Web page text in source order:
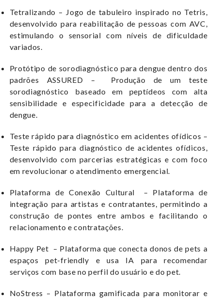
Tetralizando – Jogo de tabuleiro inspirado no Tetris,
desenvolvido para reabilitação de pessoas com AVC,
estimulando o sensorial com níveis de dificuldade
variados.
Protótipo de sorodiagnóstico para dengue dentro dos
padrões ASSURED – Produção de um teste
sorodiagnóstico baseado em peptídeos com alta
sensibilidade e especificidade para a detecção de
dengue.
Teste rápido para diagnóstico em acidentes ofídicos –
Teste rápido para diagnóstico de acidentes ofídicos,
desenvolvido com parcerias estratégicas e com foco
em revolucionar o atendimento emergencial.
Plataforma de Conexão Cultural – Plataforma de
integração para artistas e contratantes, permitindo a
construção de pontes entre ambos e facilitando o
relacionamento e contratações.
Happy Pet – Plataforma que conecta donos de pets a
espaços pet-friendly e usa IA para recomendar
serviços com base no perfil do usuário e do pet.
NoStress – Plataforma gamificada para monitorar e